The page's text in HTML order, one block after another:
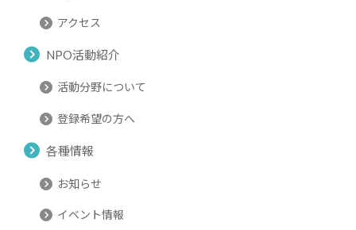
アクセス
NPO活動紹介
活動分野について
登録希望の方へ
各種情報
お知らせ
イベント情報